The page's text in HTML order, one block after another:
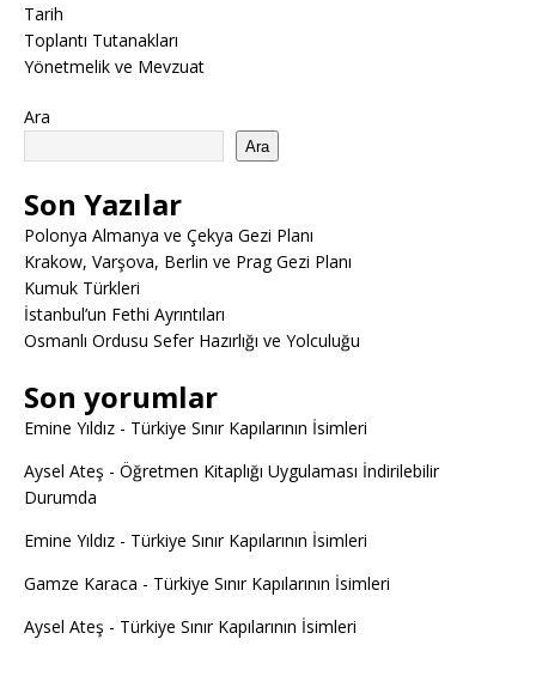
Tarih
Toplantı Tutanakları
Yönetmelik ve Mevzuat
Ara
Ara
Son Yazılar
Polonya Almanya ve Çekya Gezi Planı
Krakow, Varşova, Berlin ve Prag Gezi Planı
Kumuk Türkleri
İstanbul’un Fethi Ayrıntıları
Osmanlı Ordusu Sefer Hazırlığı ve Yolculuğu
Son yorumlar
Emine Yıldız - Türkiye Sınır Kapılarının İsimleri
Aysel Ateş - Öğretmen Kitaplığı Uygulaması İndirilebilir
Durumda
Emine Yıldız - Türkiye Sınır Kapılarının İsimleri
Gamze Karaca - Türkiye Sınır Kapılarının İsimleri
Aysel Ateş - Türkiye Sınır Kapılarının İsimleri